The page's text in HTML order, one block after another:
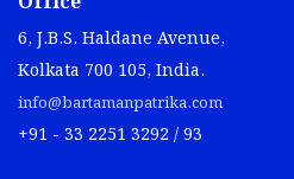
6, J.B.S. Haldane Avenue,
Kolkata 700 105, India.
info@bartamanpatrika.com
+91 - 33 2251 3292 / 93